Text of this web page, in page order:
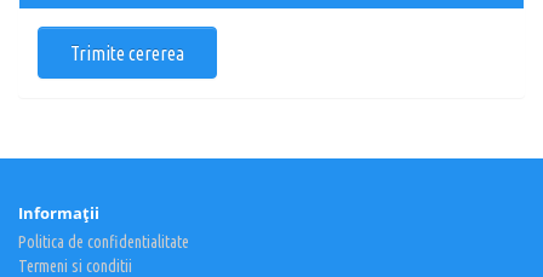
Trimite cererea
Informaţii
Politica de confidentialitate
Termeni si conditii